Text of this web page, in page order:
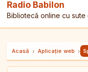
Radio Babilon
Bibliotecă online cu sute
Acasă › Aplicație web ›